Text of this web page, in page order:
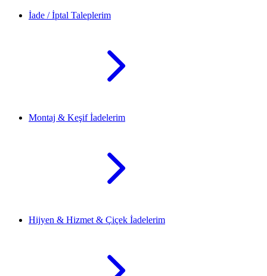
İade / İptal Taleplerim
Montaj & Keşif İadelerim
Hijyen & Hizmet & Çiçek İadelerim